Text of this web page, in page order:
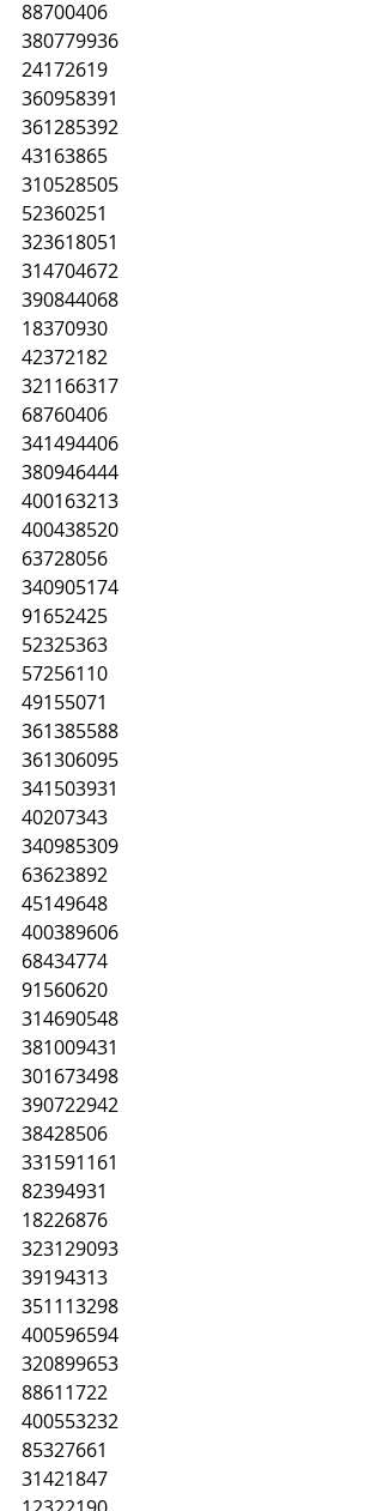
88700406
380779936
24172619
360958391
361285392
43163865
310528505
52360251
323618051
314704672
390844068
18370930
42372182
321166317
68760406
341494406
380946444
400163213
400438520
63728056
340905174
91652425
52325363
57256110
49155071
361385588
361306095
341503931
40207343
340985309
63623892
45149648
400389606
68434774
91560620
314690548
381009431
301673498
390722942
38428506
331591161
82394931
18226876
323129093
39194313
351113298
400596594
320899653
88611722
400553232
85327661
31421847